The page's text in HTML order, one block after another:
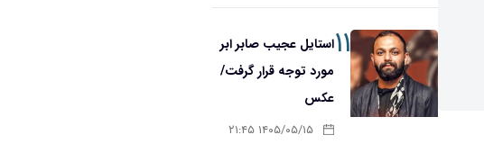
۱۱استایل عجیب صابر ابر
مورد توجه قرار گرفت/
عکس
۱۴۰۵/۰۵/۱۵ ۲۱:۴۵